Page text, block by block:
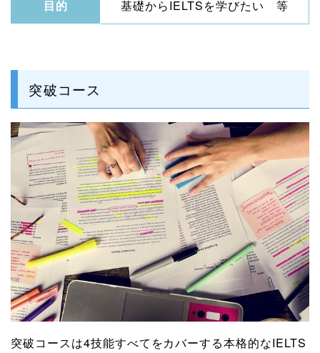
目的 基礎からIELTSを学びたい 等
突破コース
突破コースは4技能すべてをカバーする本格的なIELTS